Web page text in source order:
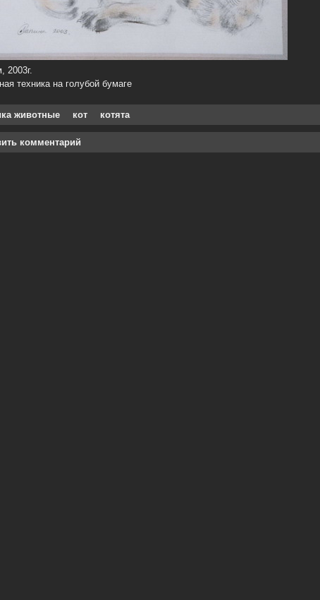
2003г.
техника на голубой бумаге
животные кот котята
комментарий